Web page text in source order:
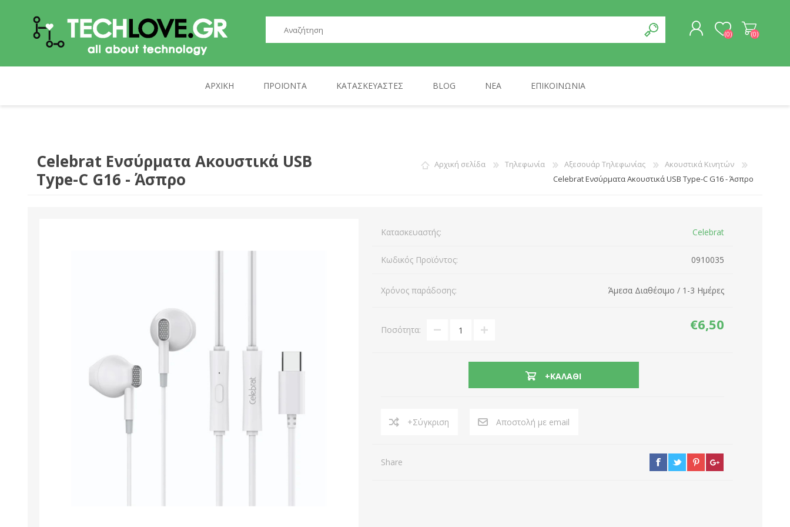
(0) (0)
ΑΡΧΙΚΉ ΠΡΟΪΌΝΤΑ
Κάρτες Γραφικών
Κάρτες Επέκτασης
Κουτιά Η/Υ
Μέσα Αποθήκευσης
View All
Σταθερά Τηλέφωνα
Αξεσουάρ τηλεόρασης
ΚΑΤΑΣΚΕΥΑΣΤΈΣ BLOG ΝΈΑ ΕΠΙΚΟΙΝΩΝΊΑ
Αρχική σελίδα Τηλεφωνία Αξεσουάρ Τηλεφωνίας
Ακουστικά Κινητών
Celebrat Ενσύρματα Ακουστικά USB Type-C G16 - Άσπρο
Celebrat Ενσύρματα Ακουστικά USB
Type-C G16 - Άσπρο
Κατασκευαστής: Celebrat
Κωδικός Προϊόντος: 0910035
Χρόνος παράδοσης: Άμεσα Διαθέσιμο / 1-3 Ημέρες
€6,50
Ποσότητα:
+ΚΑΛΆΘΙ
+Σύγκριση Αποστολή με email
Share